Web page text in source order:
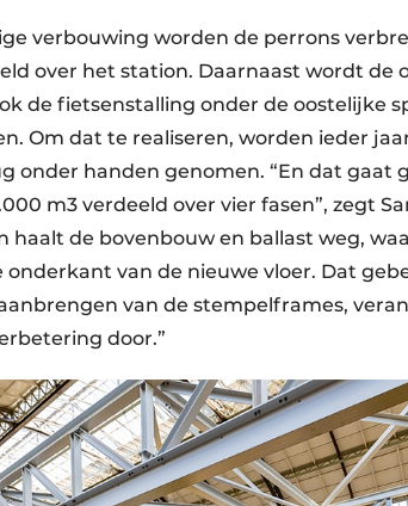
verbouwing worden de perrons
over het station. Daarnaast wordt de
de fietsenstalling onder de oostelijke
Om dat te realiseren, worden ieder
onder handen genomen. “En dat gaat
m3 verdeeld over vier fasen”, zegt
haalt de bovenbouw en ballast weg,
onderkant van de nieuwe vloer. Dat
van de stempelframes,
door.”